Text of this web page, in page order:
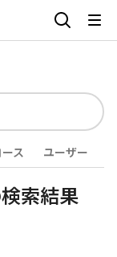
ス ユーザー
索結果